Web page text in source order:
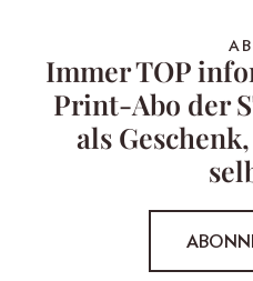
Immer TOP
Print-Abo der
als